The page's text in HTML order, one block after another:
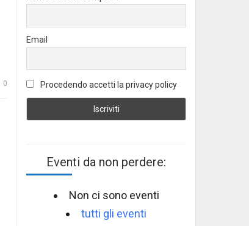
0
Email
Procedendo accetti la privacy policy
Eventi da non perdere:
Non ci sono eventi
tutti gli eventi